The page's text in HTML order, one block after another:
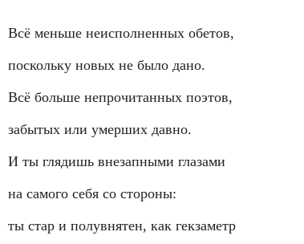
Всё меньше неисполненных обетов,
поскольку новых не было дано.
Всё больше непрочитанных поэтов,
забытых или умерших давно.
И ты глядишь внезапными глазами
на самого себя со стороны:
ты стар и полувнятен, как гекзаметр